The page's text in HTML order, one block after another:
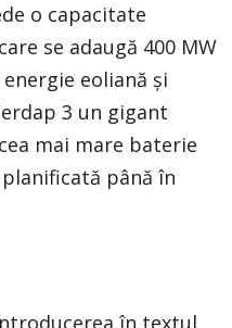
o capacitate
se adaugă 400 MW
eoliană și
3 un gigant
mai mare baterie
până în